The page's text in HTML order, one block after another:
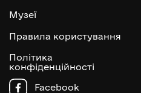
Музеї
Правила користування
Політика
конфіденційності
Facebook